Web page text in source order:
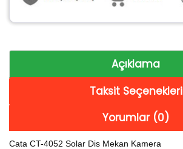
Açıklama
Taksit Seçenekleri
Yorumlar (0)
Cata CT-4052 Solar Dis Mekan Kamera